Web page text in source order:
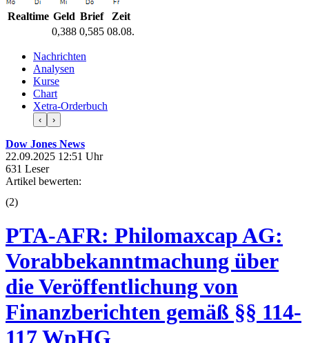
Realtime Geld Brief
Zeit
0,388 0,585 08.08.
Nachrichten
Analysen
Kurse
Chart
Xetra-Orderbuch
‹ ›
Dow Jones News
22.09.2025 12:51 Uhr
631 Leser
Artikel bewerten:
(2)
PTA-AFR: Philomaxcap AG:
Vorabbekanntmachung über
die Veröffentlichung von
Finanzberichten gemäß §§ 114-
117 WpHG